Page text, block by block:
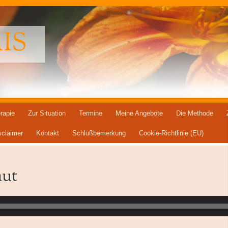
Zur Situation Termine Meine Angebote Die Methode
Kontakt Schlußbemerkung Cookie-Richtlinie (EU)